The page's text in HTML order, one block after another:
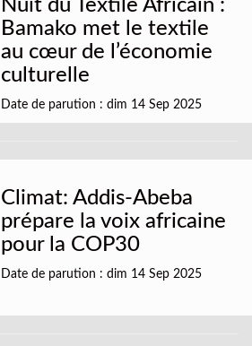
Nuit du Textile Africain :
Bamako met le textile
au cœur de l’économie
culturelle
Date de parution : dim 14 Sep 2025
Climat: Addis-Abeba
prépare la voix africaine
pour la COP30
Date de parution : dim 14 Sep 2025